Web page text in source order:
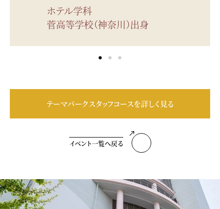
ホテル学科
菅高等学校（神奈川）出身
テーマパークスタッフコースを詳しく見る
イベント一覧へ戻る